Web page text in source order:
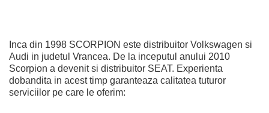
Inca din 1998 SCORPION este distribuitor Volkswagen si
Audi in judetul Vrancea. De la inceputul anului 2010
Scorpion a devenit si distribuitor SEAT. Experienta
dobandita in acest timp garanteaza calitatea tuturor
serviciilor pe care le oferim: